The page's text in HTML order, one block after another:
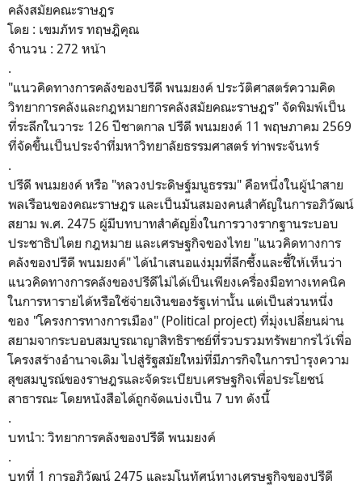
คลังสมัยคณะราษฎร
โดย : เขมภัทร ทฤษฎิคุณ
จำนวน : 272 หน้า
.
"แนวคิดทางการคลังของปรีดี พนมยงค์ ประวัติศาสตร์ความคิด
วิทยาการคลังและกฎหมายการคลังสมัยคณะราษฎร" จัดพิมพ์เป็น
ที่ระลึกในวาระ 126 ปีชาตกาล ปรีดี พนมยงค์ 11 พฤษภาคม 2569
ที่จัดขึ้นเป็นประจำที่มหาวิทยาลัยธรรมศาสตร์ ท่าพระจันทร์
.
ปรีดี พนมยงค์ หรือ "หลวงประดิษฐ์มนูธรรม" คือหนึ่งในผู้นำสาย
พลเรือนของคณะราษฎร และเป็นมันสมองคนสำคัญในการอภิวัฒน์
สยาม พ.ศ. 2475 ผู้มีบทบาทสำคัญยิ่งในการวางรากฐานระบอบ
ประชาธิปไตย กฎหมาย และเศรษฐกิจของไทย "แนวคิดทางการ
คลังของปรีดี พนมยงค์" ได้นำเสนอแง่มุมที่ลึกซึ้งและชี้ให้เห็นว่า
แนวคิดทางการคลังของปรีดีไม่ได้เป็นเพียงเครื่องมือทางเทคนิค
ในการหารายได้หรือใช้จ่ายเงินของรัฐเท่านั้น แต่เป็นส่วนหนึ่ง
ของ "โครงการทางการเมือง" (Political project) ที่มุ่งเปลี่ยนผ่าน
สยามจากระบอบสมบูรณาญาสิทธิราชย์ที่รวบรวมทรัพยากรไว้เพื่อ
โครงสร้างอำนาจเดิม ไปสู่รัฐสมัยใหม่ที่มีภารกิจในการบำรุงความ
สุขสมบูรณ์ของราษฎรและจัดระเบียบเศรษฐกิจเพื่อประโยชน์
สาธารณะ โดยหนังสือได้ถูกจัดแบ่งเป็น 7 บท ดังนี้
.
บทนำ: วิทยาการคลังของปรีดี พนมยงค์
.
บทที่ 1 การอภิวัฒน์ 2475 และมโนทัศน์ทางเศรษฐกิจของปรีดี